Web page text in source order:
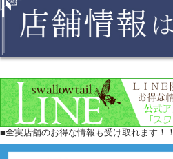
■全実店舗のお得な情報も受け取れます！！